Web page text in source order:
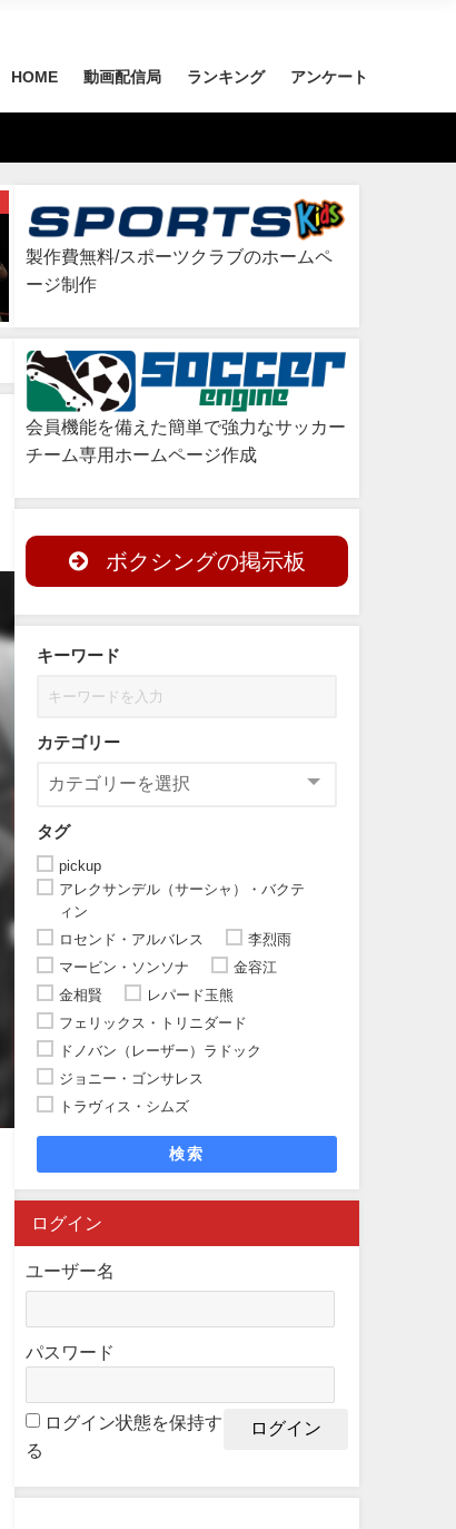
HOME 動画配信局 ランキング アンケート
天才の行方/(Bible of Boxing=ボ
クシングの教科書)ウィルフレ
製作費無料/スポーツクラブのホームペ
ージ制作
会員機能を備えた簡単で強力なサッカー
チーム専用ホームページ作成
ボクシングの掲示板
キーワード
カテゴリー
タグ
pickup
アレクサンデル（サーシャ）・バクテ
ィン
ロセンド・アルバレス
李烈雨
マービン・ソンソナ
金容江
金相賢
レパード玉熊
フェリックス・トリニダード
ドノバン（レーザー）ラドック
ジョニー・ゴンサレス
トラヴィス・シムズ
検索
ログイン
ユーザー名
パスワード
ログイン状態を保持す
る